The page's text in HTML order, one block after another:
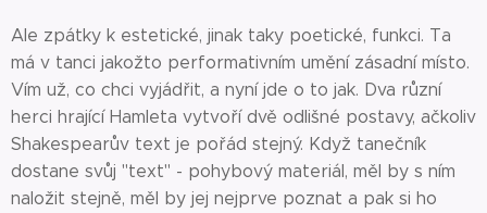
Ale zpátky k estetické, jinak taky poetické, funkci. Ta
má v tanci jakožto performativním umění zásadní místo.
Vím už, co chci vyjádřit, a nyní jde o to jak. Dva různí
herci hrající Hamleta vytvoří dvě odlišné postavy, ačkoliv
Shakespearův text je pořád stejný. Když tanečník
dostane svůj "text" - pohybový materiál, měl by s ním
naložit stejně, měl by jej nejprve poznat a pak si ho